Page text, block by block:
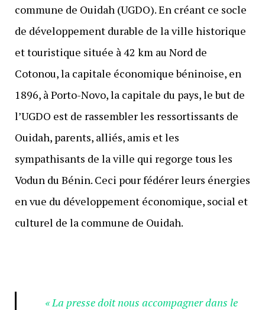
commune de Ouidah (UGDO). En créant ce socle
de développement durable de la ville historique
et touristique située à 42 km au Nord de
Cotonou, la capitale économique béninoise, en
1896, à Porto-Novo, la capitale du pays, le but de
l’UGDO est de rassembler les ressortissants de
Ouidah, parents, alliés, amis et les
sympathisants de la ville qui regorge tous les
Vodun du Bénin. Ceci pour fédérer leurs énergies
en vue du développement économique, social et
culturel de la commune de Ouidah.
« La presse doit nous accompagner dans le